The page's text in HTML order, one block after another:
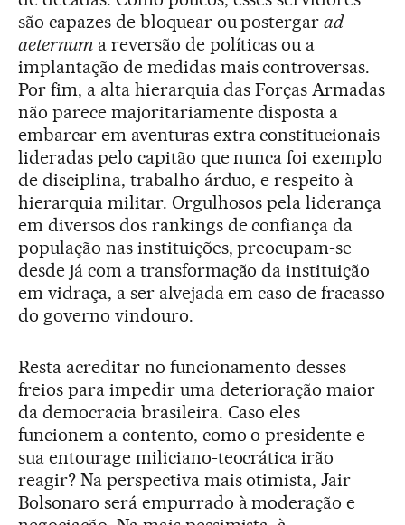
são capazes de bloquear ou postergarad
aeternuma reversão de políticas ou a
implantação de medidas mais controversas.
Por fim, a alta hierarquia das Forças Armadas
não parece majoritariamente disposta a
embarcar em aventuras extra constitucionais
lideradas pelo capitão que nunca foi exemplo
de disciplina, trabalho árduo, e respeito à
hierarquia militar. Orgulhosos pela liderança
em diversos dos rankings de confiança da
população nas instituições, preocupam-se
desde já com a transformação da instituição
em vidraça, a ser alvejada em caso de fracasso
do governo vindouro.
Resta acreditar no funcionamento desses
freios para impedir uma deterioração maior
da democracia brasileira. Caso eles
funcionem a contento, como o presidente e
sua entourage miliciano-teocrática irão
reagir? Na perspectiva mais otimista, Jair
Bolsonaro será empurrado à moderação e